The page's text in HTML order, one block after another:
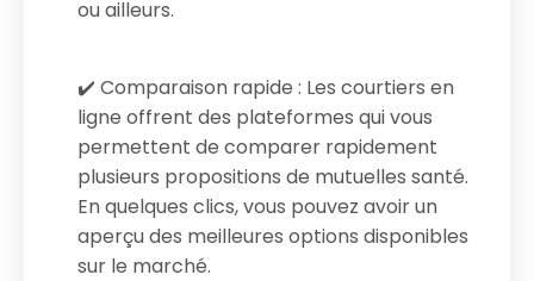
ou ailleurs.
✔️ Comparaison rapide : Les courtiers en
ligne offrent des plateformes qui vous
permettent de comparer rapidement
plusieurs propositions de mutuelles santé.
En quelques clics, vous pouvez avoir un
aperçu des meilleures options disponibles
sur le marché.